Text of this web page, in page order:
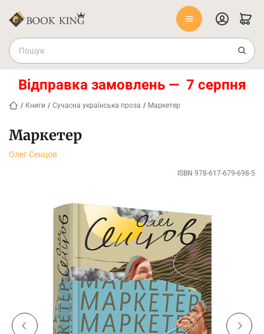
Відправка замовлень — 7 серпня
/ Книги / Сучасна українська проза / Маркетер
Маркетер
Олег Сенцов
ISBN 978-617-679-698-5